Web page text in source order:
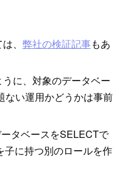
、 弊社の検証記事もあ
に、対象のデータベー
ない運用かどうかは事前
タベースをSELECTで
に持つ別のロールを作